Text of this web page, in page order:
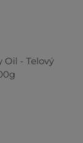
- Telový